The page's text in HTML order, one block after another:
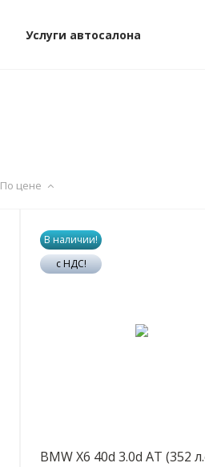
Услуги автосалона
По цене
В наличии!
с НДС!
BMW X6 40d 3.0d AT (352